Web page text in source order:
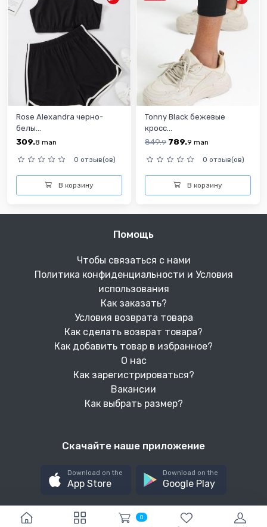
Rose Alexandra черно-
белы...
309.8 man
0 отзыв(ов)
В корзину
Tonny Black бежевые
кросс...
849.9 789.9 man
0 отзыв(ов)
В корзину
0
Помощь
Чтобы связаться с нами
Политика конфиденциальности и Условия
использования
Как заказать?
Условия возврата товара
Как сделать возврат товара?
Как добавить товар в избранное?
О нас
Как зарегистрироваться?
Вакансии
Как выбрать размер?
Скачайте наше приложение
Download on the
App Store
Download on the
Google Play